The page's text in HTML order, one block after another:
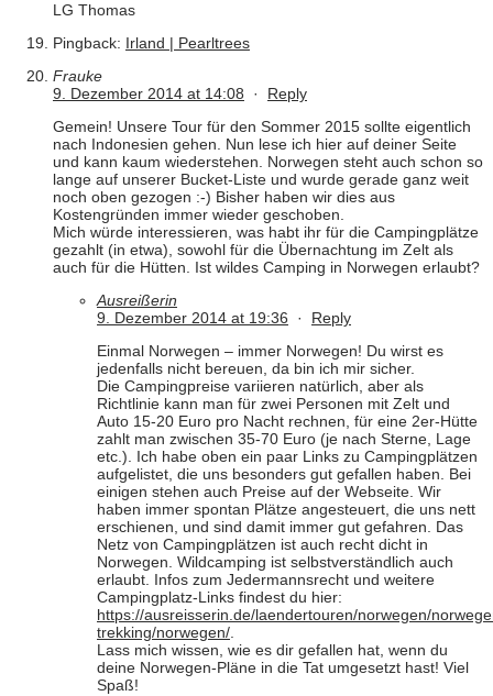
LG Thomas
Pingback: Irland | Pearltrees
Frauke
9. Dezember 2014 at 14:08 · Reply
Gemein! Unsere Tour für den Sommer 2015 sollte eigentlich
nach Indonesien gehen. Nun lese ich hier auf deiner Seite
und kann kaum wiederstehen. Norwegen steht auch schon so
lange auf unserer Bucket-Liste und wurde gerade ganz weit
noch oben gezogen :-) Bisher haben wir dies aus
Kostengründen immer wieder geschoben.
Mich würde interessieren, was habt ihr für die Campingplätze
gezahlt (in etwa), sowohl für die Übernachtung im Zelt als
auch für die Hütten. Ist wildes Camping in Norwegen erlaubt?
Ausreißerin
9. Dezember 2014 at 19:36 · Reply
Einmal Norwegen – immer Norwegen! Du wirst es
jedenfalls nicht bereuen, da bin ich mir sicher.
Die Campingpreise variieren natürlich, aber als
Richtlinie kann man für zwei Personen mit Zelt und
Auto 15-20 Euro pro Nacht rechnen, für eine 2er-Hütte
zahlt man zwischen 35-70 Euro (je nach Sterne, Lage
etc.). Ich habe oben ein paar Links zu Campingplätzen
aufgelistet, die uns besonders gut gefallen haben. Bei
einigen stehen auch Preise auf der Webseite. Wir
haben immer spontan Plätze angesteuert, die uns nett
erschienen, und sind damit immer gut gefahren. Das
Netz von Campingplätzen ist auch recht dicht in
Norwegen. Wildcamping ist selbstverständlich auch
erlaubt. Infos zum Jedermannsrecht und weitere
Campingplatz-Links findest du hier:
https://ausreisserin.de/laendertouren/norwegen/
trekking/norwegen/.
Lass mich wissen, wie es dir gefallen hat, wenn du
deine Norwegen-Pläne in die Tat umgesetzt hast! Viel
Spaß!